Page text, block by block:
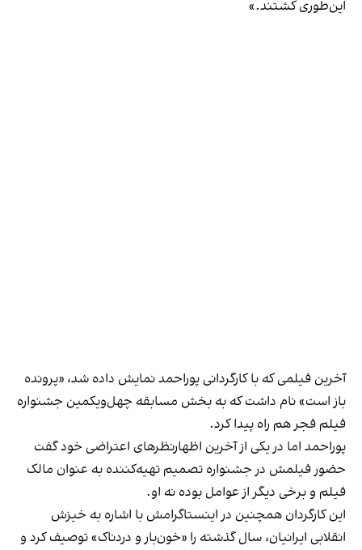
این‌طوری کشتند.»
آخرین فیلمی که با کارگردانی پوراحمد نمایش داده شد، «پرونده
باز است» نام داشت که به بخش مسابقه چهل‌ویکمین جشنواره
فیلم فجر هم راه پیدا کرد.
پوراحمد اما در یکی از آخرین اظهارنظرهای اعتراضی خود گفت
حضور فیلمش در جشنواره تصمیم تهیه‌کننده به عنوان مالک
فیلم و برخی دیگر از عوامل بوده نه او.
این کارگردان همچنین در اینستاگرامش با اشاره به خیزش
انقلابی ایرانیان، سال گذشته را «خون‌بار و دردناک» توصیف کرد و